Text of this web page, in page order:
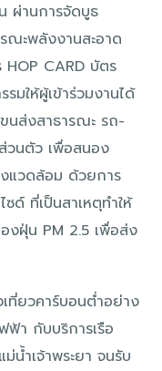
ผ่านการจัดบูธ
ณะพลังงานสะอาด
HOP CARD บัตร
มให้ผู้เข้าร่วมงานได้
นส่งสาธารณะ รถ-
วนตัว เพื่อสนอง
แวดล้อม ด้วยการ
ด์ ที่เป็นสาเหตุทำให้
งฝุ่น PM 2.5 เพื่อส่ง
ที่ยวคาร์บอนต่ำอย่าง
ฟ้า กับบริการเรือ
น้ำเจ้าพระยา จนรับ